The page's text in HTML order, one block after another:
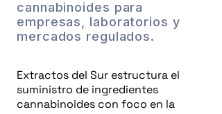
cannabinoides para
empresas, laboratorios y
mercados regulados.
Extractos del Sur estructura el
suministro de ingredientes
cannabinoides con foco en la